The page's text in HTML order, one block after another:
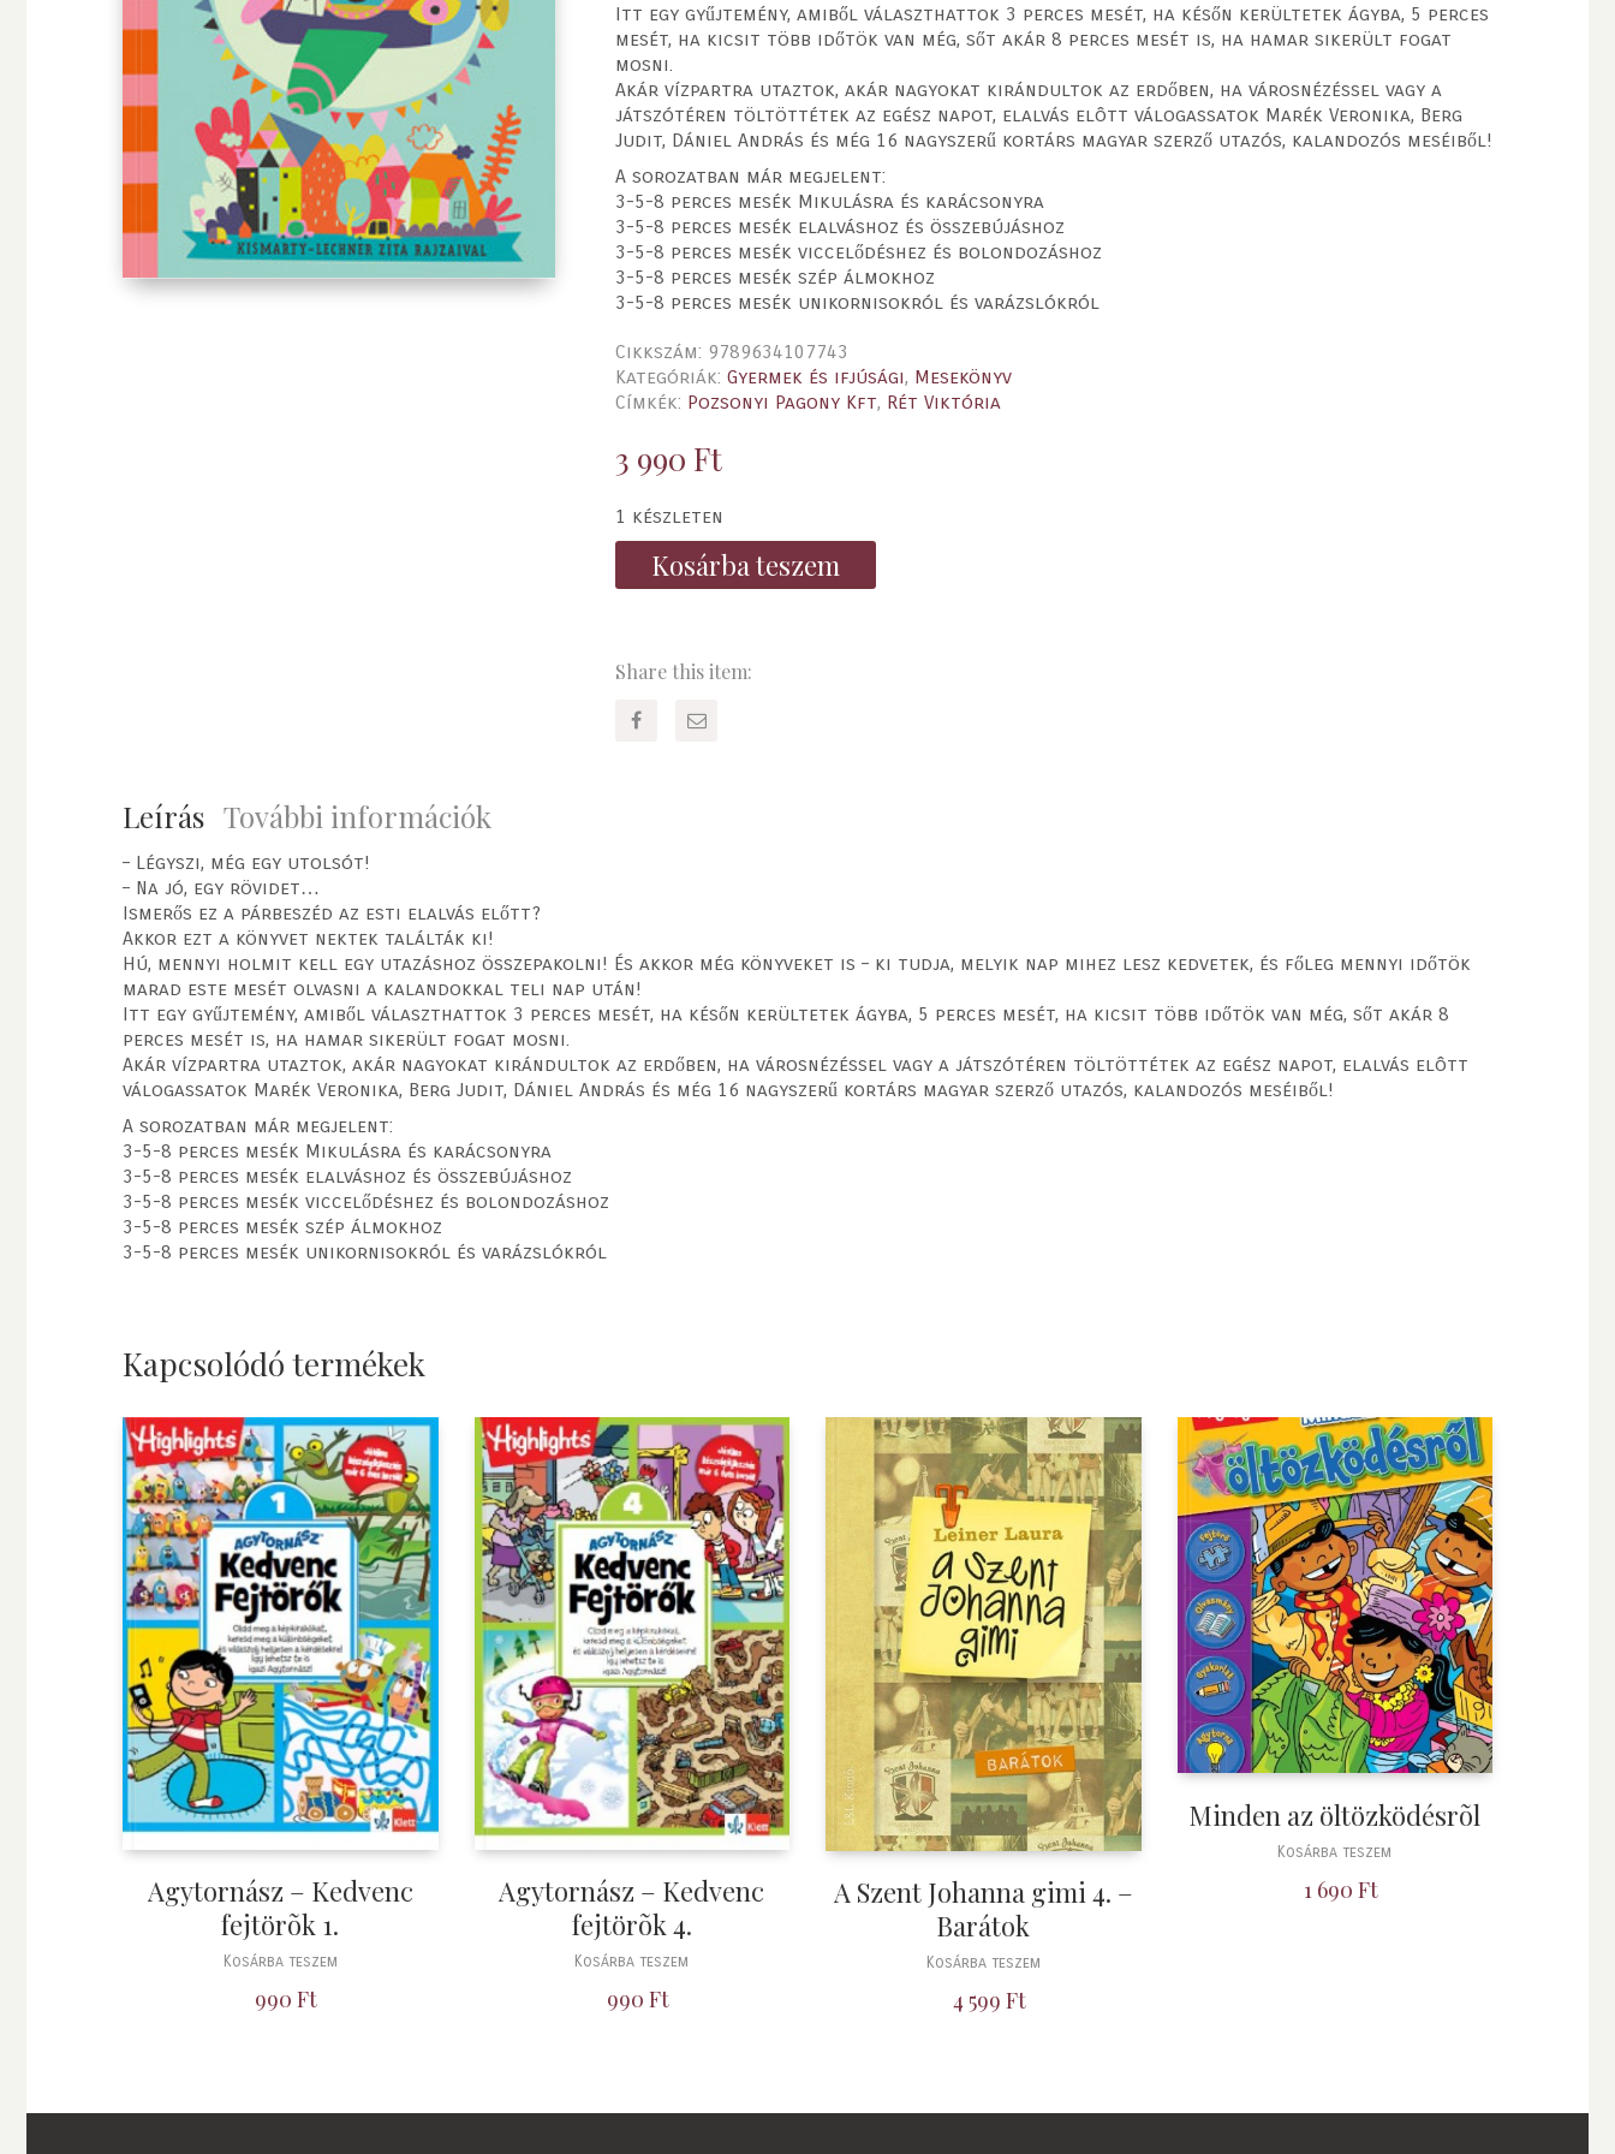
Itt egy gyűjtemény, amiből választhattok 3 perces mesét, ha későn kerültetek ágyba, 5 perces
mesét, ha kicsit több időtök van még, sőt akár 8 perces mesét is, ha hamar sikerült fogat
mosni.
Akár vízpartra utaztok, akár nagyokat kirándultok az erdőben, ha városnézéssel vagy a
játszótéren töltöttétek az egész napot, elalvás elôtt válogassatok Marék Veronika, Berg
Judit, Dániel András és még 16 nagyszerű kortárs magyar szerző utazós, kalandozós meséiből!
A sorozatban már megjelent:
3-5-8 perces mesék Mikulásra és karácsonyra
3-5-8 perces mesék elalváshoz és összebújáshoz
3-5-8 perces mesék viccelődéshez és bolondozáshoz
3-5-8 perces mesék szép álmokhoz
3-5-8 perces mesék unikornisokról és varázslókról
Cikkszám: 9789634107743
Kategóriák: Gyermek és ifjúsági, Mesekönyv
Címkék: Pozsonyi Pagony Kft, Rét Viktória
3 990 Ft
1 készleten
Kosárba teszem
Share this item:
Leírás További információk
– Légyszi, még egy utolsót!
– Na jó, egy rövidet…
Ismerős ez a párbeszéd az esti elalvás előtt?
Akkor ezt a könyvet nektek találták ki!
Hú, mennyi holmit kell egy utazáshoz összepakolni! És akkor még könyveket is – ki tudja, melyik nap mihez lesz kedvetek, és főleg mennyi időtök
marad este mesét olvasni a kalandokkal teli nap után!
Itt egy gyűjtemény, amiből választhattok 3 perces mesét, ha későn kerültetek ágyba, 5 perces mesét, ha kicsit több időtök van még, sőt akár 8
perces mesét is, ha hamar sikerült fogat mosni.
Akár vízpartra utaztok, akár nagyokat kirándultok az erdőben, ha városnézéssel vagy a játszótéren töltöttétek az egész napot, elalvás elôtt
válogassatok Marék Veronika, Berg Judit, Dániel András és még 16 nagyszerű kortárs magyar szerző utazós, kalandozós meséiből!
A sorozatban már megjelent:
3-5-8 perces mesék Mikulásra és karácsonyra
3-5-8 perces mesék elalváshoz és összebújáshoz
3-5-8 perces mesék viccelődéshez és bolondozáshoz
3-5-8 perces mesék szép álmokhoz
3-5-8 perces mesék unikornisokról és varázslókról
Kapcsolódó termékek
Agytornász – Kedvenc
fejtörõk 1.
Kosárba teszem
990Ft
Agytornász – Kedvenc
fejtörõk 4.
Kosárba teszem
990 Ft
A Szent Johanna gimi 4. –
Barátok
Kosárba teszem
4 599 Ft
Minden az öltözködésrõl
Kosárba teszem
1 690 Ft